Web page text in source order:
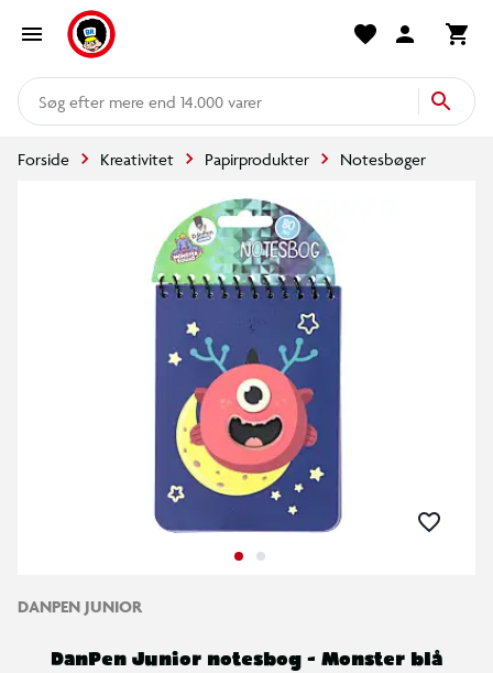
mere end 14.000 varer
Forside Kreativitet Papirprodukter Notesbøger
DANPEN JUNIOR
DanPen Junior notesbog - Monster blå